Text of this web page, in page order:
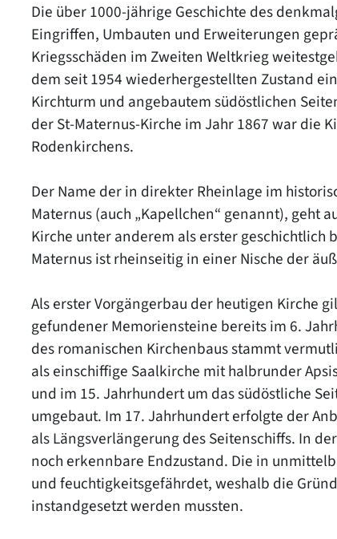
Die über 1000-jährige Geschichte des
Eingriffen, Umbauten und Erweiterungen
Kriegsschäden im Zweiten Weltkrieg
dem seit 1954 wiederhergestellten Zustand
Kirchturm und angebautem südöstlichen
der St-Maternus-Kirche im Jahr 1867 war die
Rodenkirchens.
Der Name der in direkter Rheinlage im
Maternus (auch „Kapellchen“ genannt), geht
Kirche unter anderem als erster geschichtlich
Maternus ist rheinseitig in einer Nische der
Als erster Vorgängerbau der heutigen Kirche
gefundener Memoriensteine bereits im 6.
des romanischen Kirchenbaus stammt
als einschiffige Saalkirche mit halbrunder
und im 15. Jahrhundert um das südöstliche
umgebaut. Im 17. Jahrhundert erfolgte der
als Längsverlängerung des Seitenschiffs. In
noch erkennbare Endzustand. Die in
und feuchtigkeitsgefährdet, weshalb die
instandgesetzt werden mussten.